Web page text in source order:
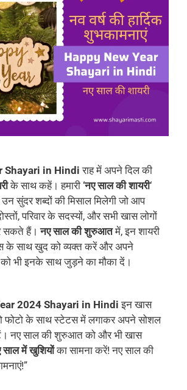
Shayari in Hindiराह में अपने दिल की
के साथ कहें। हमारी ‘नए साल की शायरी‘
सुंदर शब्दों की मिसाल मिलेगी जो आप
परिवार के सदस्यों, और सभी खास लोगों
सकते हैं।नए साल की शुरुआतमें, इन शायरी
के साथ खुद को व्यक्त करें और अपने
भी इनके साथ जुड़ने का मौका दें।
2024 Shayari in Hindiइन खास
फोटो के साथ स्टेटस में लगाकर अपने सोशल
नए साल की शुरुआत को और भी खास
साल में खुशियोंका सामना करें! नए साल की